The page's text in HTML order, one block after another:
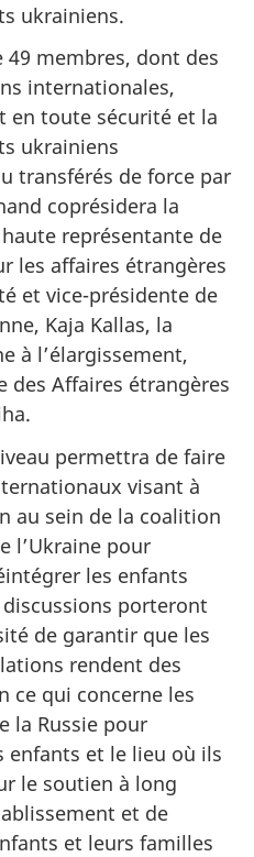
ukrainiens.
membres, dont des
internationales,
en toute sécurité et la
ukrainiens
transférés de force par
coprésidera la
représentante de
les affaires étrangères
et vice-présidente de
Kaja Kallas, la
à l’élargissement,
des Affaires étrangères
permettra de faire
visant à
au sein de la coalition
l’Ukraine pour
les enfants
porteront
de garantir que les
rendent des
ce qui concerne les
la Russie pour
enfants et le lieu où ils
le soutien à long
et de
et leurs familles